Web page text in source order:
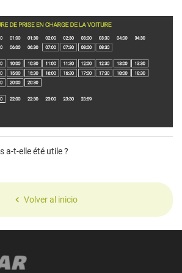
a-t-elle été utile ?
Volver al inicio